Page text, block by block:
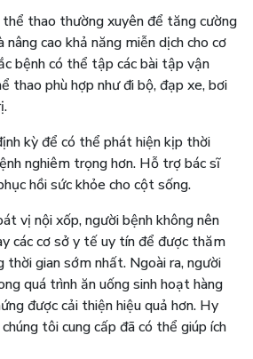
thao thường xuyên để tăng cường
nâng cao khả năng miễn dịch cho cơ
bệnh có thể tập các bài tập vận
thao phù hợp như đi bộ, đạp xe, bơi
kỳ để có thể phát hiện kịp thời
nghiêm trọng hơn. Hỗ trợ bác sĩ
hồi sức khỏe cho cột sống.
vị nội xốp, người bệnh không nên
các cơ sở y tế uy tín để được thăm
gian sớm nhất. Ngoài ra, người
quá trình ăn uống sinh hoạt hàng
được cải thiện hiệu quả hơn. Hy
tôi cung cấp đã có thể giúp ích